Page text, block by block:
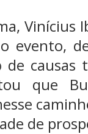
Vinícius
evento,
causas
que
de